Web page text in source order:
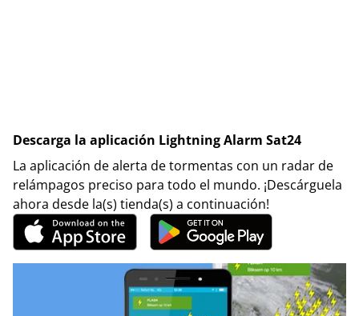
Descarga la aplicación Lightning Alarm Sat24
La aplicación de alerta de tormentas con un radar de
relámpagos preciso para todo el mundo. ¡Descárguela
ahora desde la(s) tienda(s) a continuación!